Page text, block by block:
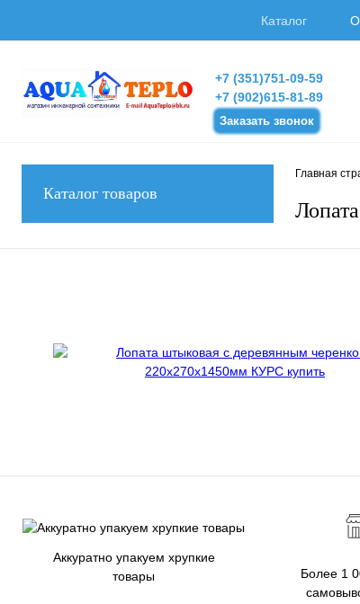
Каталог
+7 (351)751-09-59
+7 (902)615-81-89
Заказать звонок
Каталог товаров
Главная
Аккуратно упакуем хрупкие
товары
Более 1